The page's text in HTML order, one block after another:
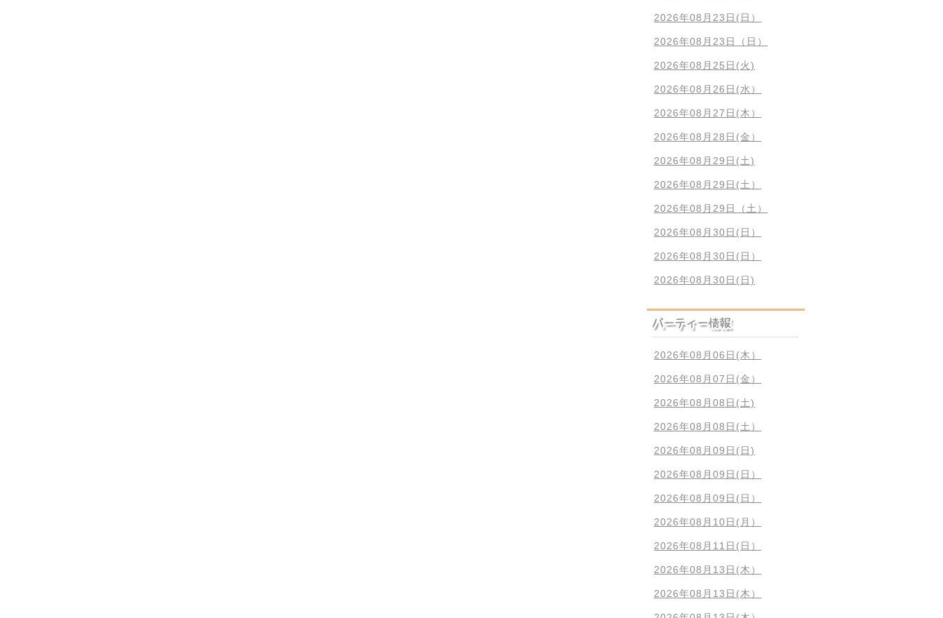
2026年08月23日(日）
2026年08月23日（日）
2026年08月25日(火)
2026年08月26日(水）
2026年08月27日(木）
2026年08月28日(金）
2026年08月29日(土)
2026年08月29日(土）
2026年08月29日（土）
2026年08月30日(日）
2026年08月30日(日）
2026年08月30日(日)
2026年08月06日(木）
2026年08月07日(金）
2026年08月08日(土)
2026年08月08日(土）
2026年08月09日(日)
2026年08月09日(日）
2026年08月09日(日）
2026年08月10日(月）
2026年08月11日(日）
2026年08月13日(木）
2026年08月13日(木）